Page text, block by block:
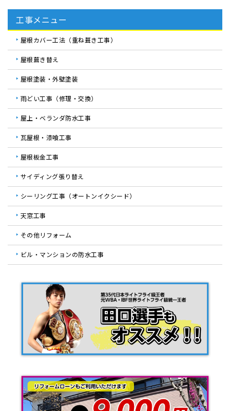
工事メニュー
屋根カバー工法（重ね葺き工事）
屋根葺き替え
屋根塗装・外壁塗装
雨どい工事（修理・交換）
屋上・ベランダ防水工事
瓦屋根・漆喰工事
屋根板金工事
サイディング張り替え
シーリング工事（オートンイクシード）
天窓工事
その他リフォーム
ビル・マンションの防水工事